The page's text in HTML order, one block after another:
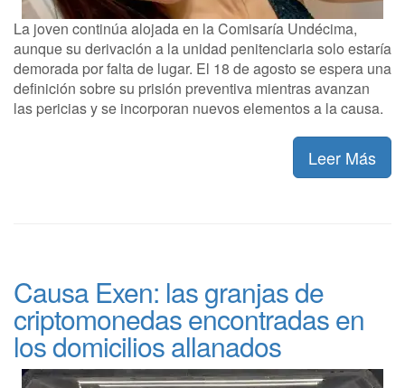
La joven continúa alojada en la Comisaría Undécima,
aunque su derivación a la unidad penitenciaria solo estaría
demorada por falta de lugar. El 18 de agosto se espera una
definición sobre su prisión preventiva mientras avanzan
las pericias y se incorporan nuevos elementos a la causa.
Leer Más
Causa Exen: las granjas de
criptomonedas encontradas en
los domicilios allanados